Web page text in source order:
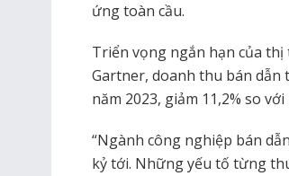
ứng toàn cầu.
Triển vọng ngắn hạn của
Gartner, doanh thu bán dẫn
năm 2023, giảm 11,2% so
“Ngành công nghiệp bán
kỷ tới. Những yếu tố từng